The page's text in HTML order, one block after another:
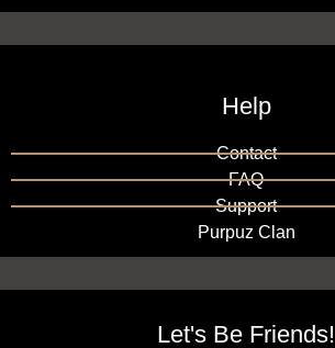
Help
Contact
FAQ
Support
Purpuz Clan
Let's Be Friends!